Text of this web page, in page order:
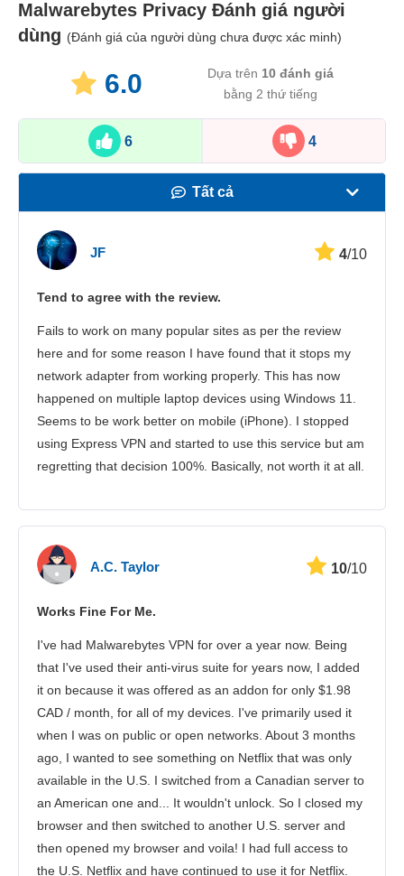
Malwarebytes Privacy Đánh giá người
dùng (Đánh giá của người dùng chưa được xác minh)
6.0 Dựa trên 10 đánh giá
bằng 2 thứ tiếng
6 4
Tất cả
Dịch vụ khách hàng
JF 4/10
Tend to agree with the review.
Fails to work on many popular sites as per the review
here and for some reason I have found that it stops my
network adapter from working properly. This has now
happened on multiple laptop devices using Windows 11.
Seems to be work better on mobile (iPhone). I stopped
using Express VPN and started to use this service but am
regretting that decision 100%. Basically, not worth it at all.
A.C. Taylor 10/10
Works Fine For Me.
I've had Malwarebytes VPN for over a year now. Being
that I've used their anti-virus suite for years now, I added
it on because it was offered as an addon for only $1.98
CAD / month, for all of my devices. I've primarily used it
when I was on public or open networks. About 3 months
ago, I wanted to see something on Netflix that was only
available in the U.S. I switched from a Canadian server to
an American one and... It wouldn't unlock. So I closed my
browser and then switched to another U.S. server and
then opened my browser and voila! I had full access to
the U.S. Netflix and have continued to use it for Netflix.